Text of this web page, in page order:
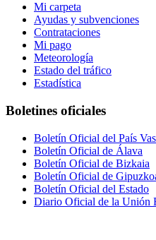
Mi carpeta
Ayudas y subvenciones
Contrataciones
Mi pago
Meteorología
Estado del tráfico
Estadística
Boletines oficiales
Boletín Oficial del País
Boletín Oficial de Álava
Boletín Oficial de Bizkaia
Boletín Oficial de
Boletín Oficial del Estado
Diario Oficial de la Unión